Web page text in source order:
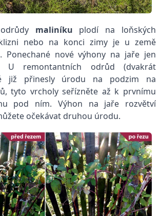
maliníku plodí na loňských
nebo na konci zimy je u země
Ponechané nové výhony na jaře jen
U remontantních odrůd (dvakrát
již přinesly úrodu na podzim na
tyto vrcholy seřízněte až k prvnímu
pod ním. Výhon na jaře rozvětví
očekávat druhou úrodu.